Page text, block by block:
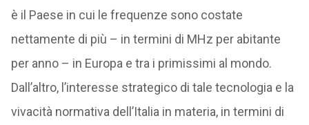
è il Paese in cui le frequenze sono costate
nettamente di più – in termini di MHz per abitante
per anno – in Europa e tra i primissimi al mondo.
Dall’altro, l’interesse strategico di tale tecnologia e la
vivacità normativa dell’Italia in materia, in termini di